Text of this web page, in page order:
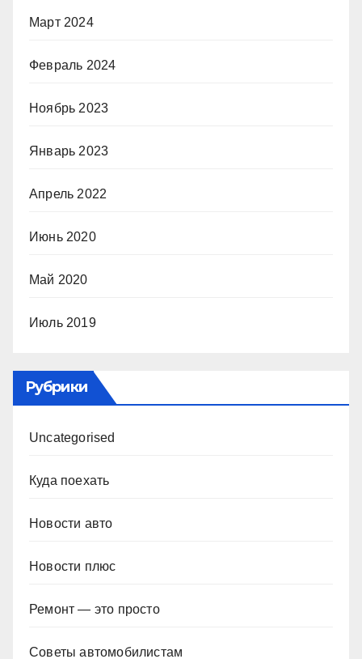
Март 2024
Февраль 2024
Ноябрь 2023
Январь 2023
Апрель 2022
Июнь 2020
Май 2020
Июль 2019
Рубрики
Uncategorised
Куда поехать
Новости авто
Новости плюс
Ремонт — это просто
Советы автомобилистам